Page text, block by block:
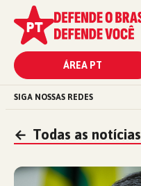
ÁREA PT
SIGA NOSSAS REDES
← Todas as notícias